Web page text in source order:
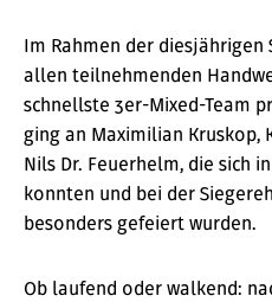
Im Rahmen der
allen teilnehmenden
schnellste 3er-Mixed-Team
ging an Maximilian Kruskop,
Nils Dr. Feuerhelm, die sich
konnten und bei der
besonders gefeiert wurden.
Ob laufend oder walkend: